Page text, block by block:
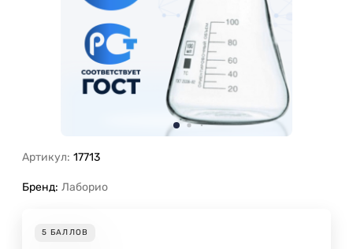
Артикул: 17713
Бренд: Лаборио
5 БАЛЛОВ